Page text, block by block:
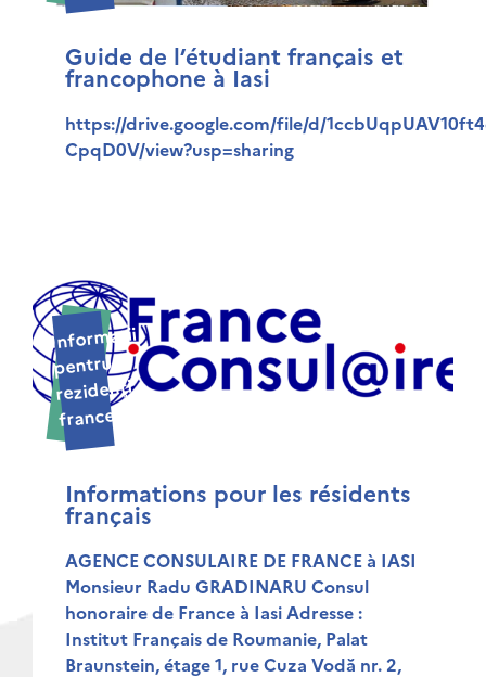
Guide de l’étudiant français et
francophone à Iasi
https://drive.google.com/file/d/
CpqD0V/view?usp=sharing
Informaţii
pentru
rezidenţi
francezi
Informations pour les résidents
français
AGENCE CONSULAIRE DE FRANCE à IASI
Monsieur Radu GRADINARU Consul
honoraire de France à Iasi Adresse :
Institut Français de Roumanie, Palat
Braunstein, étage 1, rue Cuza Vodă nr. 2,